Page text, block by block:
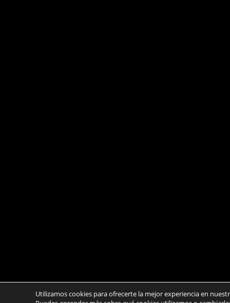
Utilizamos cookies para ofrecerte la mejor experiencia en